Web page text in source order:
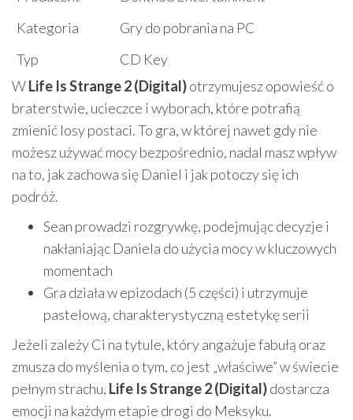
Kategoria
Gry do pobrania na PC
Typ
CD Key
WLife Is Strange 2 (Digital)otrzymujesz opowieść o
braterstwie, ucieczce i wyborach, które potrafią
zmienić losy postaci. To gra, w której nawet gdy nie
możesz używać mocy bezpośrednio, nadal masz wpływ
na to, jak zachowa się Daniel i jak potoczy się ich
podróż.
Sean prowadzi rozgrywkę, podejmując decyzje i
nakłaniając Daniela do użycia mocy w kluczowych
momentach
Gra działa w epizodach (5 części) i utrzymuje
pastelową, charakterystyczną estetykę serii
Jeżeli zależy Ci na tytule, który angażuje fabułą oraz
zmusza do myślenia o tym, co jest „właściwe” w świecie
pełnym strachu, Life Is Strange 2 (Digital)dostarcza
emocji na każdym etapie drogi do Meksyku.